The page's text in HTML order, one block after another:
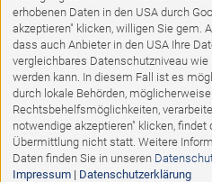
Ausstellungsstück
Einzelliege Maxi
Abholpreis:
1.949,00 €
1.754,00 €
erhobenen Daten in den USA durch
akzeptieren" klicken, willigen Sie gem.
dass auch Anbieter in den USA Ihre
vergleichbares Datenschutzniveau
werden kann. In diesem Fall ist es
durch lokale Behörden,
Rechtsbehelfsmöglichkeiten,
notwendige akzeptieren" klicken,
Übermittlung nicht statt. Weitere
Daten finden Sie in unseren
Impressum| Datenschutzerklärung